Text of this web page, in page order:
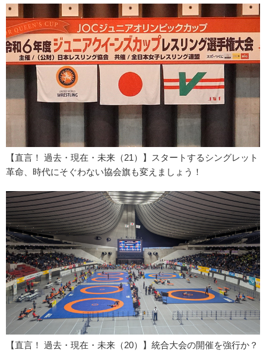
【直言！ 過去・現在・未来（21）】スタートするシングレット
革命、時代にそぐわない協会旗も変えましょう！
【直言！ 過去・現在・未来（20）】統合大会の開催を強行か？